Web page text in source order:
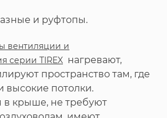
и руфтопы.
вентиляции и
серии TIREX нагревают,
пространство там, где
высокие потолки.
в крыше, не требуют